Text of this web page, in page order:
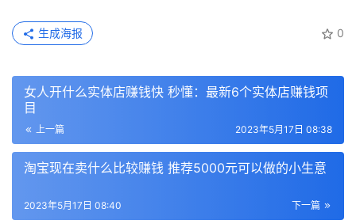
0
生成海报
女人开什么实体店赚钱快 秒懂：最新6个实体店赚钱项
目
上一篇 2023年5月17日 08:38
淘宝现在卖什么比较赚钱 推荐5000元可以做的小生意
下一篇
2023年5月17日 08:40